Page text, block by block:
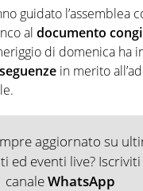
guidato l’assemblea
al documento
di domenica ha
in merito
aggiornato su
ed eventi live?
canaleWhatsApp